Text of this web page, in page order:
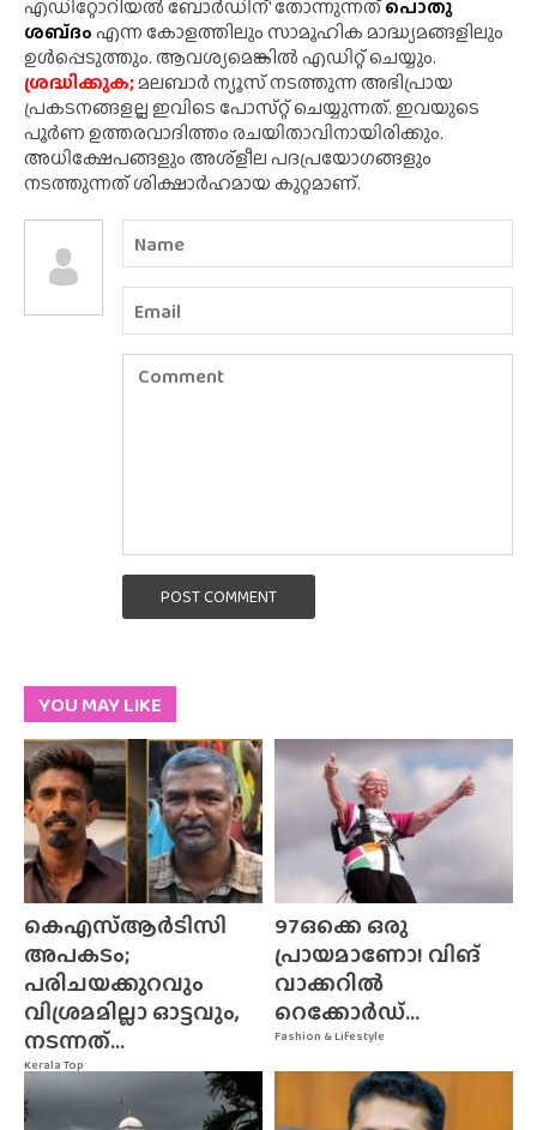
എഡിറ്റോറിയൽ ബോർഡിന്' തോന്നുന്നത്പൊതു
ശബ്‌ദംഎന്ന കോളത്തിലും സാമൂഹിക മാദ്ധ്യമങ്ങളിലും
ഉൾപ്പെടുത്തും. ആവശ്യമെങ്കിൽ എഡിറ്റ് ചെയ്യും.
ശ്രദ്ധിക്കുക;മലബാർ ന്യൂസ് നടത്തുന്ന അഭിപ്രായ
പ്രകടനങ്ങളല്ല ഇവിടെ പോസ്‌റ്റ് ചെയ്യുന്നത്. ഇവയുടെ
പൂർണ ഉത്തരവാദിത്തം രചയിതാവിനായിരിക്കും.
അധിക്ഷേപങ്ങളും അശ്‌ളീല പദപ്രയോഗങ്ങളും
നടത്തുന്നത് ശിക്ഷാർഹമായ കുറ്റമാണ്.
POST COMMENT
YOU MAY LIKE
Kerala Top
കെഎസ്ആർടിസി
അപകടം;
പരിചയക്കുറവും
വിശ്രമമില്ലാ ഓട്ടവും,
നടന്നത്...
Fashion & Lifestyle
97ഒക്കെ ഒരു
പ്രായമാണോ! വിങ്
വാക്കറിൽ
റെക്കോർഡ്...